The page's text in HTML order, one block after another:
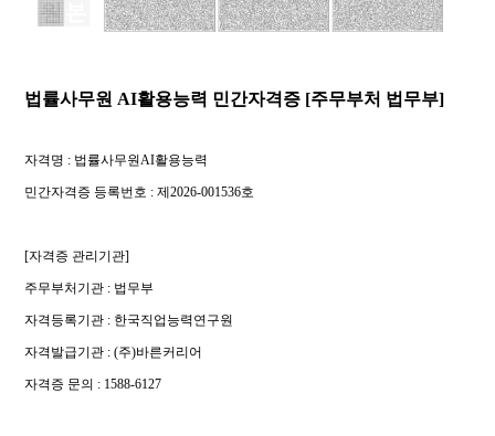
법률사무원 AI활용능력 민간자격증 [주무부처 법무부]
자격명 : 법률사무원AI활용능력
​민간자격증 등록번호 : 제2026-001536호
[자격증 관리기관]
주무부처기관 : 법무부
자격등록기관 : 한국직업능력연구원
자격발급기관 : (주)바른커리어
​자격증 문의 : 1588-6127